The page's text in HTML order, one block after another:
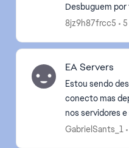
Desbuguem por
8jz9h87frcc5
EA Servers
Estou sendo
conecto mas
nos servidores
GabrielSants_1